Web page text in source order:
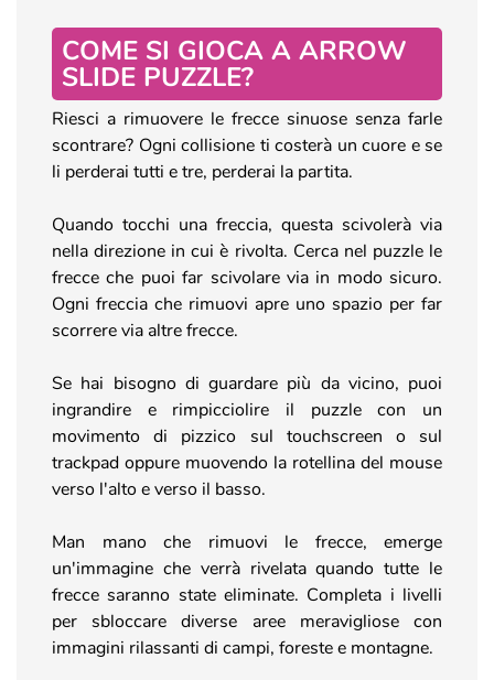
COME SI GIOCA A ARROW
SLIDE PUZZLE?
Riesci a rimuovere le frecce sinuose senza farle
scontrare? Ogni collisione ti costerà un cuore e se
li perderai tutti e tre, perderai la partita.
Quando tocchi una freccia, questa scivolerà via
nella direzione in cui è rivolta. Cerca nel puzzle le
frecce che puoi far scivolare via in modo sicuro.
Ogni freccia che rimuovi apre uno spazio per far
scorrere via altre frecce.
Se hai bisogno di guardare più da vicino, puoi
ingrandire e rimpicciolire il puzzle con un
movimento di pizzico sul touchscreen o sul
trackpad oppure muovendo la rotellina del mouse
verso l'alto e verso il basso.
Man mano che rimuovi le frecce, emerge
un'immagine che verrà rivelata quando tutte le
frecce saranno state eliminate. Completa i livelli
per sbloccare diverse aree meravigliose con
immagini rilassanti di campi, foreste e montagne.